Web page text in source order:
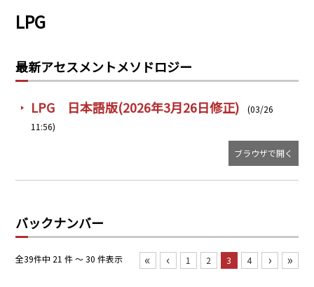
リムレポート
メソドロジー
コンサルティング
会社概要
年間休刊日
LPG
最新アセスメントメソドロジー
LPG 日本語版(2026年3月26日修正)
(03/26
11:56)
ブラウザで開く
バックナンバー
全39件中 21 件 ～ 30 件表示 « ‹ 1 2 3 4 › »